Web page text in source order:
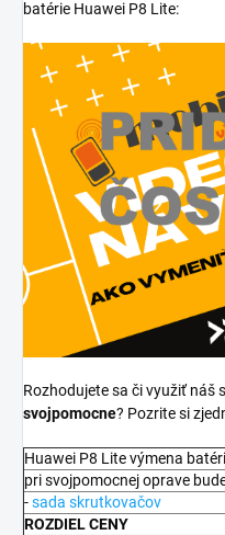
batérie Huawei P8 Lite:
Rozhodujete sa či využiť náš
svojpomocne? Pozrite si
Huawei P8 Lite výmena
pri svojpomocnej oprave
-sada skrutkovačov
ROZDIEL CENY